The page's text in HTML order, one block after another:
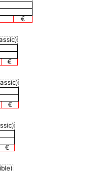
€
€
€
€